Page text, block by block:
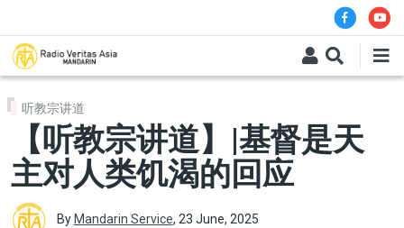
听教宗讲道
【听教宗讲道】|基督是天
主对人类饥渴的回应
By Mandarin Service, 23 June, 2025